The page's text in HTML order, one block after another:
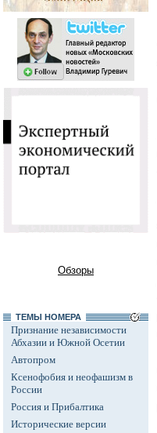
Обзоры
ТЕМЫ НОМЕРА
Признание независимости
Абхазии и Южной Осетии
Автопром
Ксенофобия и неофашизм в
России
Россия и Прибалтика
Исторические версии